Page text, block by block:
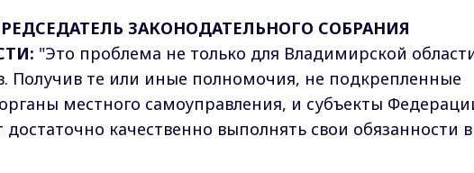
ЗАКОНОДАТЕЛЬНОГО СОБРАНИЯ
"Это проблема не только для Владимирской
Получив те или иные полномочия, не подкрепленные
местного самоуправления, и субъекты
достаточно качественно выполнять свои обязанности в